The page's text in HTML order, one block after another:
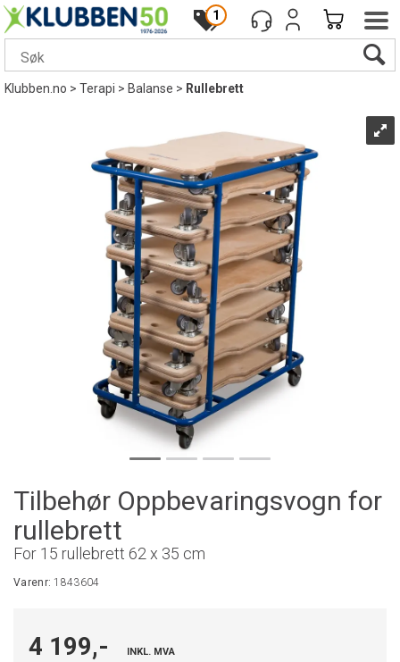
1
Klubben.no>Terapi>Balanse> Rullebrett
Tilbehør Oppbevaringsvogn for
rullebrett
For 15 rullebrett 62 x 35 cm
Varenr:1843604
4 199,- INKL. MVA